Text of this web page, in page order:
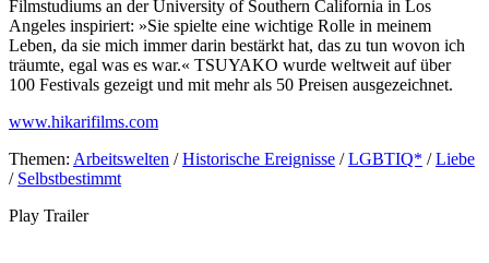
Filmstudiums an der University of Southern California in Los
Angeles inspiriert: »Sie spielte eine wichtige Rolle in meinem
Leben, da sie mich immer darin bestärkt hat, das zu tun wovon ich
träumte, egal was es war.« TSUYAKO wurde weltweit auf über
100 Festivals gezeigt und mit mehr als 50 Preisen ausgezeichnet.
www.hikarifilms.com
Themen: Arbeitswelten /Historische Ereignisse /LGBTIQ* /Liebe
/ Selbstbestimmt
Play Trailer